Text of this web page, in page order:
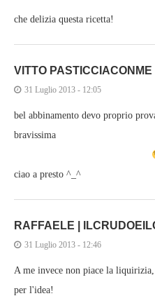
che delizia questa ricetta!
VITTO PASTICCIACONME
31 Luglio 2013 - 12:05
bel abbinamento devo proprio
bravissima
ciao a presto ^_^
RAFFAELE |
31 Luglio 2013 - 12:46
A me invece non piace la
per l'idea!